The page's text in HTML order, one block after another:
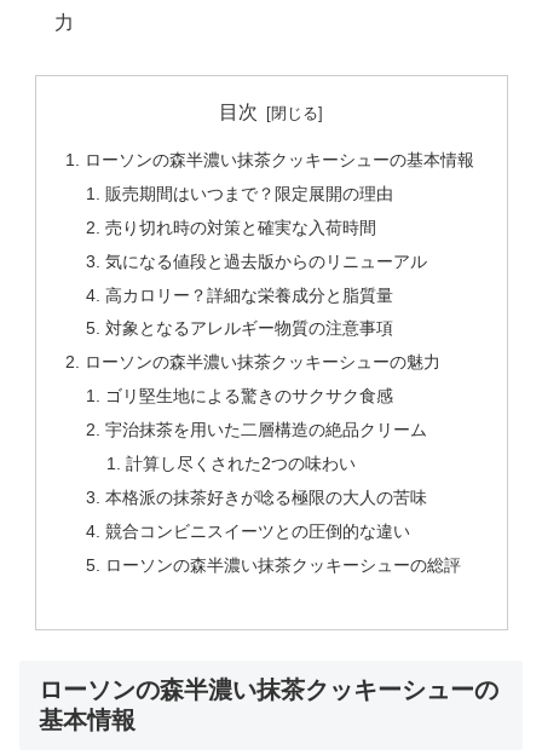
力
目次
ローソンの森半濃い抹茶クッキーシューの基本情報
販売期間はいつまで？限定展開の理由
売り切れ時の対策と確実な入荷時間
気になる値段と過去版からのリニューアル
高カロリー？詳細な栄養成分と脂質量
対象となるアレルギー物質の注意事項
ローソンの森半濃い抹茶クッキーシューの魅力
ゴリ堅生地による驚きのサクサク食感
宇治抹茶を用いた二層構造の絶品クリーム
計算し尽くされた2つの味わい
本格派の抹茶好きが唸る極限の大人の苦味
競合コンビニスイーツとの圧倒的な違い
ローソンの森半濃い抹茶クッキーシューの総評
ローソンの森半濃い抹茶クッキーシューの
基本情報